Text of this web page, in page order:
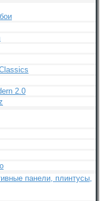
2.0
панели, плинтусы,